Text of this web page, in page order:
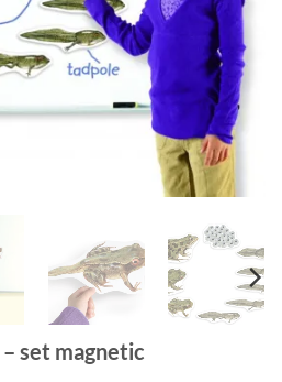
set magnetic